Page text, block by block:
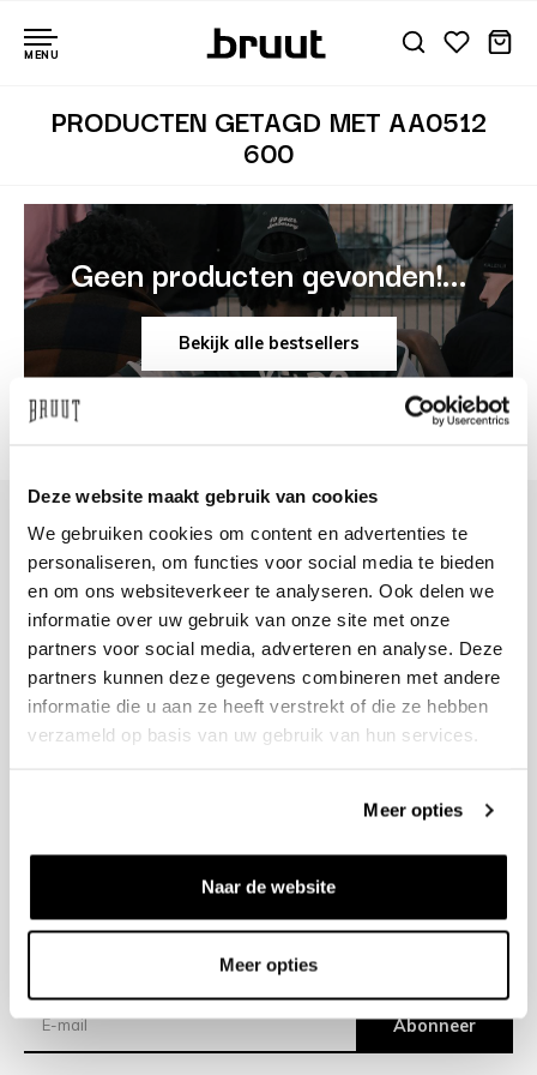
Deze website maakt gebruik van cookies
We gebruiken cookies om content en advertenties te
personaliseren, om functies voor social media te bieden
en om ons websiteverkeer te analyseren. Ook delen we
informatie over uw gebruik van onze site met onze
partners voor social media, adverteren en analyse. Deze
partners kunnen deze gegevens combineren met andere
informatie die u aan ze heeft verstrekt of die ze hebben
verzameld op basis van uw gebruik van hun services.
Meer opties
Naar de website
Meer opties
MENU
PRODUCTEN GETAGD MET AA0512
600
Geen producten gevonden!...
Bekijk alle bestsellers
+31 23 205 2006
info@bruut.nl
Contact Formulier
Open tot 18:00
OPENINGSTIJDEN
Verzending
Abonneer